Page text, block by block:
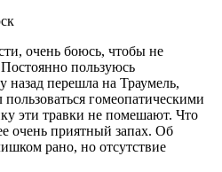
очень боюсь, чтобы не
пользуюсь
перешла на Траумель,
пользоваться гомеопатическими
эти травки не помешают. Что
очень приятный запах. Об
рано, но отсутствие